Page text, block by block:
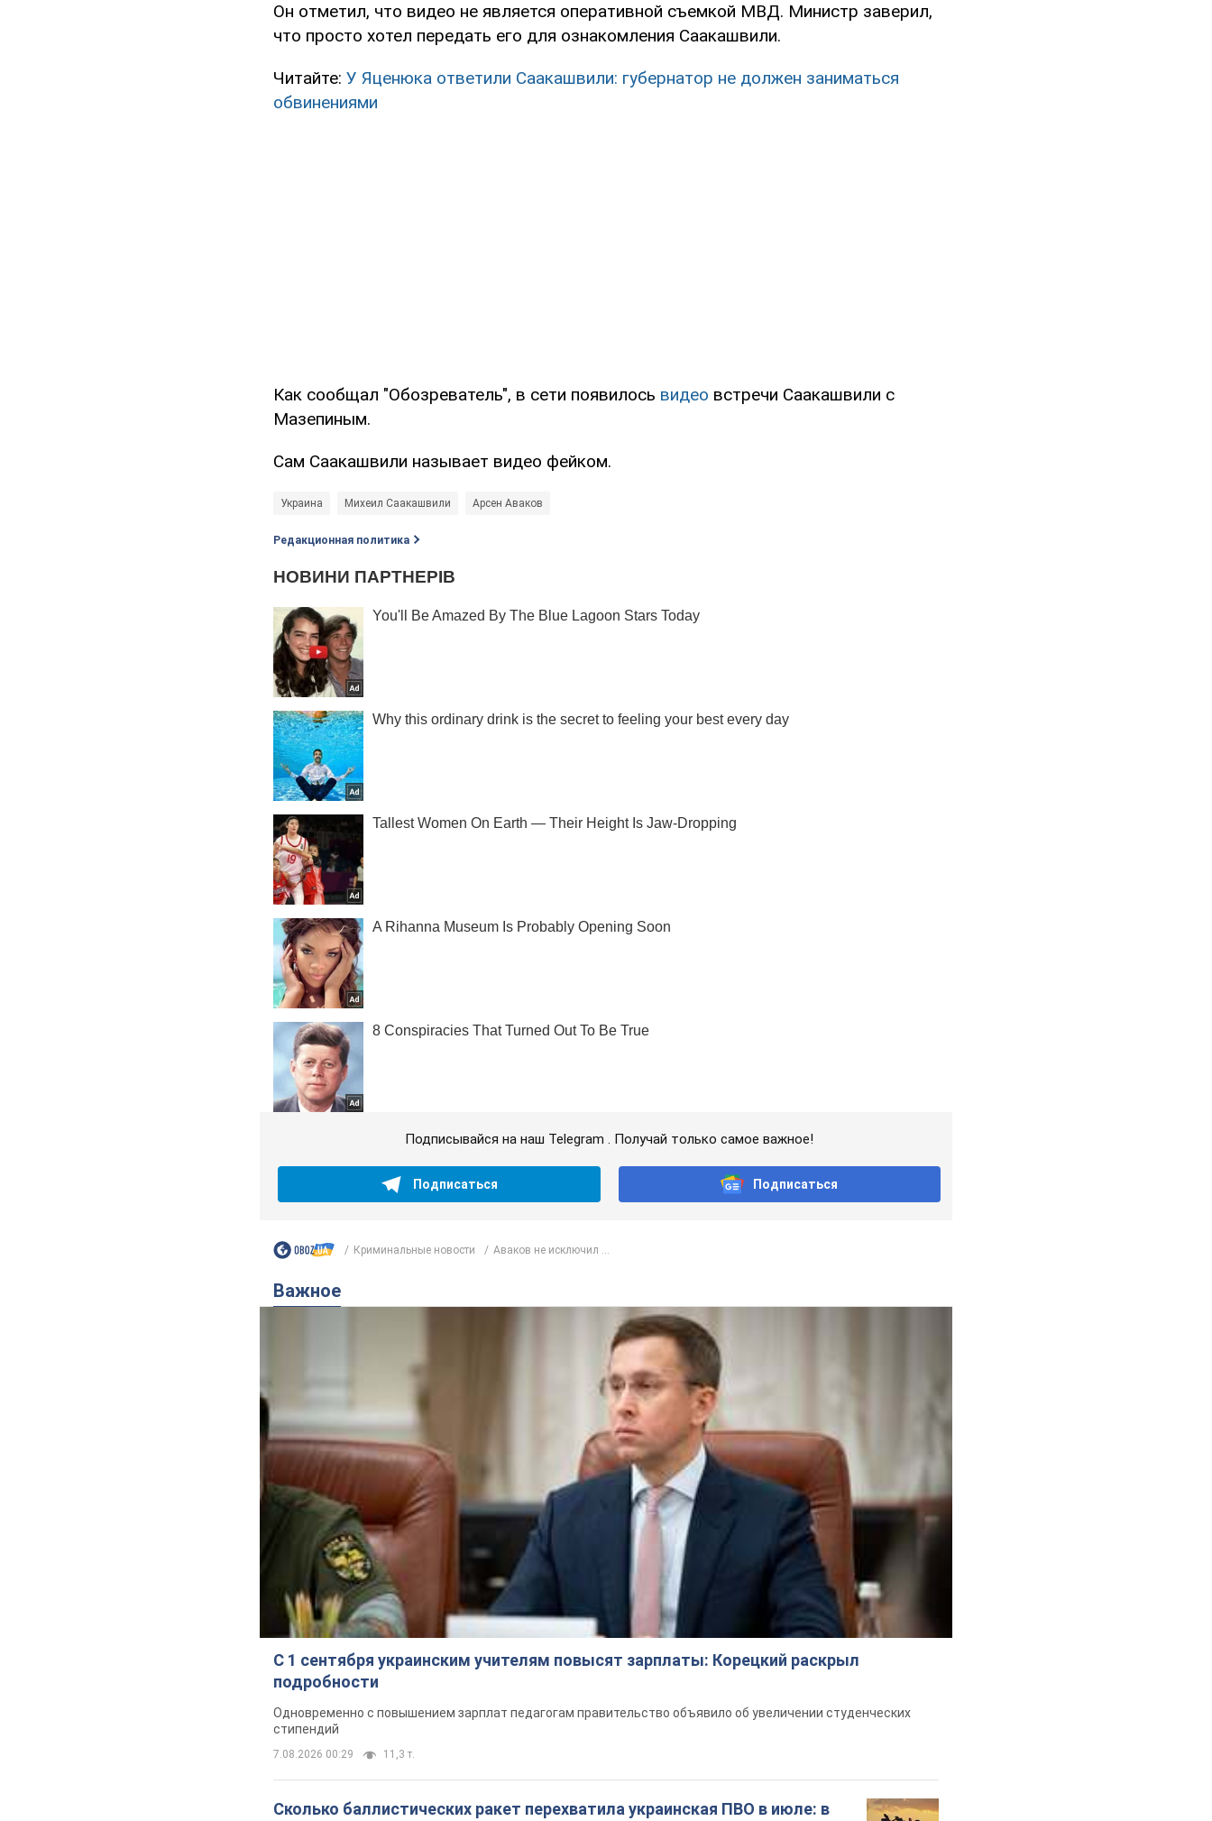
Он отметил, что видео не является оперативной съемкой МВД. Министр заверил,
что просто хотел передать его для ознакомления Саакашвили.
Читайте: У Яценюка ответили Саакашвили: губернатор не должен заниматься
обвинениями
Как сообщал "Обозреватель", в сети появилось видео встречи Саакашвили с
Мазепиным.
Сам Саакашвили называет видео фейком.
Украина Михеил Саакашвили Арсен Аваков
Редакционная политика
Подписывайся на наш Telegram . Получай только самое важное!
Подписаться Подписаться
Криминальные новости Аваков не исключил ...
Важное
С 1 сентября украинским учителям повысят зарплаты: Корецкий раскрыл
подробности
Одновременно с повышением зарплат педагогам правительство объявило об увеличении студенческих
стипендий
7.08.2026 00:29 11,3 т.
Сколько баллистических ракет перехватила украинская ПВО в июле: в